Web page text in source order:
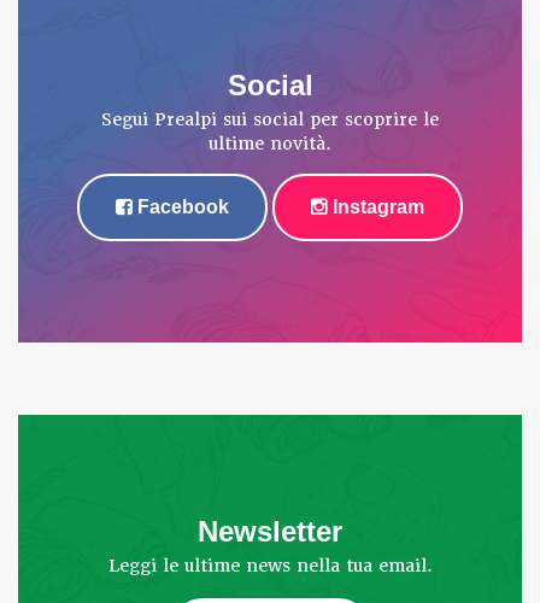
Social
Segui Prealpi sui social per scoprire le
ultime novità.
Facebook Instagram
Newsletter
Leggi le ultime news nella tua email.